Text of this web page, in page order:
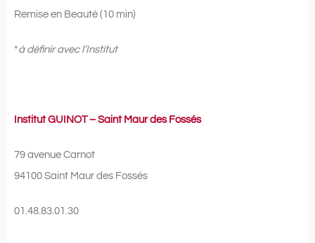
Remise en Beauté (10 min)
*à définir avec l’Institut
Institut GUINOT – Saint Maur des Fossés
79 avenue Carnot
94100 Saint Maur des Fossés
01.48.83.01.30